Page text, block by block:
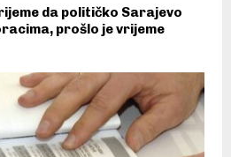
da političko Sarajevo
prošlo je vrijeme